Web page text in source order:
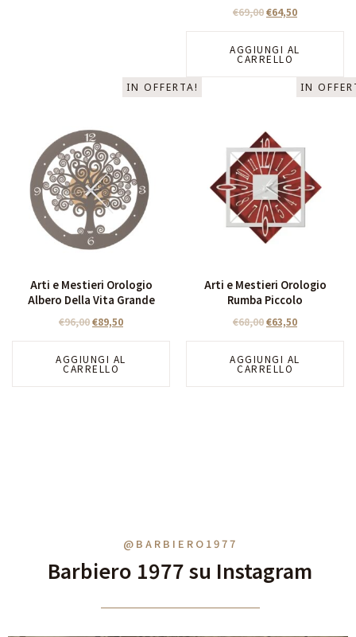
€69,00€64,50
AGGIUNGI AL
CARRELLO
IN OFFERTA!
Arti e Mestieri Orologio
Albero Della Vita Grande
€96,00€89,50
AGGIUNGI AL
CARRELLO
IN
Arti e Mestieri Orologio
Rumba Piccolo
€68,00€63,50
AGGIUNGI AL
CARRELLO
@BARBIERO1977
Barbiero 1977 su Instagram